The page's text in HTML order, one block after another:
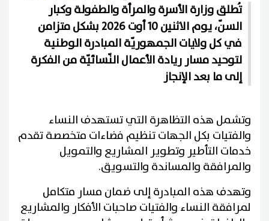
تُطلق وزارة الأسرة والمرأة والطفولة وكبار
السنّ، يوم الاثنين 10 أوت 2026 بشكل متزامن
في كل ولايات الجمهوريّة المبادرة الوطنية
لتوحيد مسار ريادة الأعمال النّسائيّة من الفكرة
إلى ما بعد الإنجاز
وتشمل هذه التظاهرة التي تستهدف النساء
والفتيات بكل الجهات تنظيم فضاءات متخصصة تقدم
خدمات التأطير وتطوير المشاريع والتمويل
والمرافقة والمساندة والتسويق.
وتهدف هذه المبادرة إلى ضمان مسار متكامل
لمرافقة النساء والفتيات صاحبات الأفكار والمشاريع